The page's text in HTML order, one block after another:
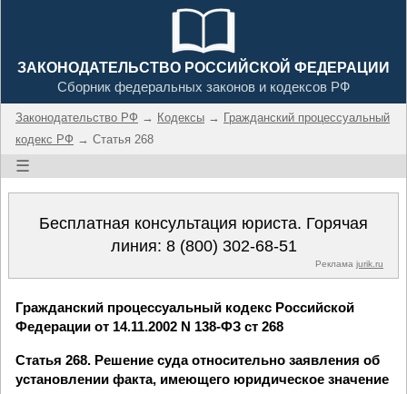
ЗАКОНОДАТЕЛЬСТВО РОССИЙСКОЙ ФЕДЕРАЦИИ
Сборник федеральных законов и кодексов РФ
Законодательство РФ → Кодексы → Гражданский процессуальный
кодекс РФ → Статья 268
☰
Бесплатная консультация юриста. Горячая
линия: 8 (800) 302-68-51
Реклама jurik.ru
Гражданский процессуальный кодекс Российской
Федерации от 14.11.2002 N 138-ФЗ ст 268
Статья 268. Решение суда относительно заявления об
установлении факта, имеющего юридическое значение